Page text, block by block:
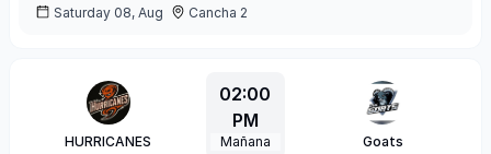
Saturday 08, Aug
Cancha 2
HURRICANES
02:00
PM
Mañana Goats